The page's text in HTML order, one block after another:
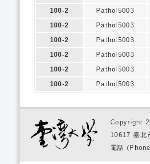
100-2
Pathol5003
100-2
Pathol5003
100-2
Pathol5003
100-2
Pathol5003
100-2
Pathol5003
100-2
Pathol5003
Copyright
10617 臺
電話